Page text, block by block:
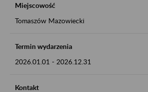
Miejscowość
Tomaszów Mazowiecki
Termin wydarzenia
2026.01.01 - 2026.12.31
Kontakt